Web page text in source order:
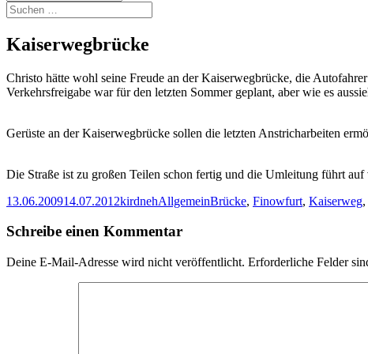
Suchen
nach:
Kaiserwegbrücke
Christo hätte wohl seine Freude an der Kaiserwegbrücke, die
Verkehrsfreigabe war für den letzten Sommer geplant, aber wie es
Gerüste an der Kaiserwegbrücke sollen die letzten Anstricharbeiten
Die Straße ist zu großen Teilen schon fertig und die Umleitung führt
Veröffentlicht
13.06.200914.07.2012Autor
kirdnehKategorien
AllgemeinSchlagwörter
Brücke, Finowfurt, Kaiserweg,
Schreibe einen Kommentar
Deine E-Mail-Adresse wird nicht veröffentlicht. Erforderliche Felder